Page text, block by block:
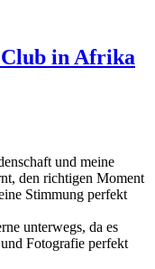
in Afrika
und meine
den richtigen Moment
Stimmung perfekt
unterwegs, da es
Fotografie perfekt